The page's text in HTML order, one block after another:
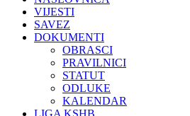
VIJESTI
SAVEZ
DOKUMENTI
OBRASCI
PRAVILNICI
STATUT
ODLUKE
KALENDAR
LIGA KSHB